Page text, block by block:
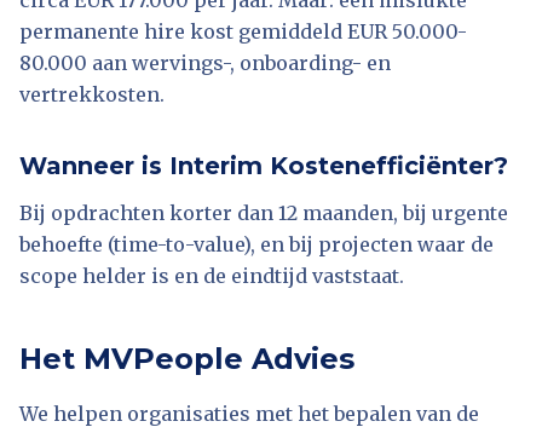
permanente hire kost gemiddeld EUR 50.000-
80.000 aan wervings-, onboarding- en
vertrekkosten.
Wanneer is Interim Kostenefficiënter?
Bij opdrachten korter dan 12 maanden, bij urgente
behoefte (time-to-value), en bij projecten waar de
scope helder is en de eindtijd vaststaat.
Het MVPeople Advies
We helpen organisaties met het bepalen van de